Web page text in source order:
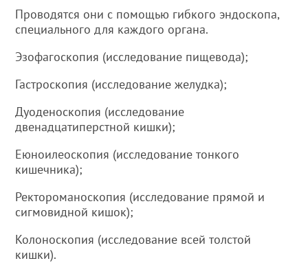
Проводятся они с помощью гибкого эндоскопа,
специального для каждого органа.
Эзофагоскопия (исследование пищевода);
Гастроскопия (исследование желудка);
Дуоденоскопия (исследование
двенадцатиперстной кишки);
Еюноилеоскопия (исследование тонкого
кишечника);
Ректороманоскопия (исследование прямой и
сигмовидной кишок);
Колоноскопия (исследование всей толстой
кишки).